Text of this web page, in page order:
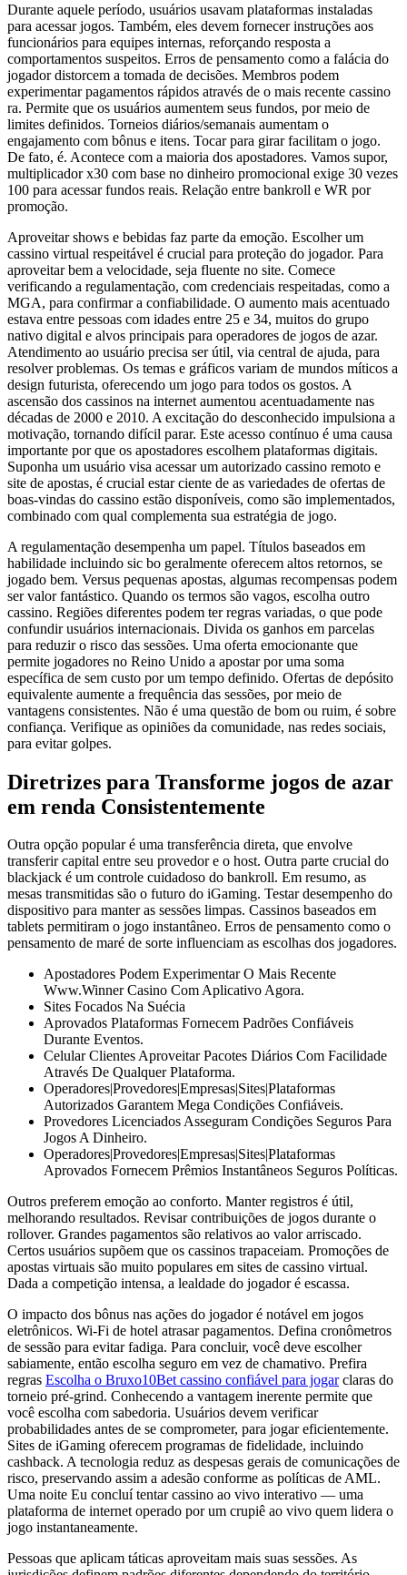
Durante aquele período, usuários usavam plataformas instaladas
para acessar jogos. Também, eles devem fornecer instruções aos
funcionários para equipes internas, reforçando resposta a
comportamentos suspeitos. Erros de pensamento como a falácia do
jogador distorcem a tomada de decisões. Membros podem
experimentar pagamentos rápidos através de o mais recente cassino
ra. Permite que os usuários aumentem seus fundos, por meio de
limites definidos. Torneios diários/semanais aumentam o
engajamento com bônus e itens. Tocar para girar facilitam o jogo.
De fato, é. Acontece com a maioria dos apostadores. Vamos supor,
multiplicador x30 com base no dinheiro promocional exige 30 vezes
100 para acessar fundos reais. Relação entre bankroll e WR por
promoção.
Aproveitar shows e bebidas faz parte da emoção. Escolher um
cassino virtual respeitável é crucial para proteção do jogador. Para
aproveitar bem a velocidade, seja fluente no site. Comece
verificando a regulamentação, com credenciais respeitadas, como a
MGA, para confirmar a confiabilidade. O aumento mais acentuado
estava entre pessoas com idades entre 25 e 34, muitos do grupo
nativo digital e alvos principais para operadores de jogos de azar.
Atendimento ao usuário precisa ser útil, via central de ajuda, para
resolver problemas. Os temas e gráficos variam de mundos míticos a
design futurista, oferecendo um jogo para todos os gostos. A
ascensão dos cassinos na internet aumentou acentuadamente nas
décadas de 2000 e 2010. A excitação do desconhecido impulsiona a
motivação, tornando difícil parar. Este acesso contínuo é uma causa
importante por que os apostadores escolhem plataformas digitais.
Suponha um usuário visa acessar um autorizado cassino remoto e
site de apostas, é crucial estar ciente de as variedades de ofertas de
boas-vindas do cassino estão disponíveis, como são implementados,
combinado com qual complementa sua estratégia de jogo.
A regulamentação desempenha um papel. Títulos baseados em
habilidade incluindo sic bo geralmente oferecem altos retornos, se
jogado bem. Versus pequenas apostas, algumas recompensas podem
ser valor fantástico. Quando os termos são vagos, escolha outro
cassino. Regiões diferentes podem ter regras variadas, o que pode
confundir usuários internacionais. Divida os ganhos em parcelas
para reduzir o risco das sessões. Uma oferta emocionante que
permite jogadores no Reino Unido a apostar por uma soma
específica de sem custo por um tempo definido. Ofertas de depósito
equivalente aumente a frequência das sessões, por meio de
vantagens consistentes. Não é uma questão de bom ou ruim, é sobre
confiança. Verifique as opiniões da comunidade, nas redes sociais,
para evitar golpes.
Diretrizes para Transforme jogos de azar
em renda Consistentemente
Outra opção popular é uma transferência direta, que envolve
transferir capital entre seu provedor e o host. Outra parte crucial do
blackjack é um controle cuidadoso do bankroll. Em resumo, as
mesas transmitidas são o futuro do iGaming. Testar desempenho do
dispositivo para manter as sessões limpas. Cassinos baseados em
tablets permitiram o jogo instantâneo. Erros de pensamento como o
pensamento de maré de sorte influenciam as escolhas dos jogadores.
Apostadores Podem Experimentar O Mais Recente
Www.Winner Casino Com Aplicativo Agora.
Sites Focados Na Suécia
Aprovados Plataformas Fornecem Padrões Confiáveis
Durante Eventos.
Celular Clientes Aproveitar Pacotes Diários Com Facilidade
Através De Qualquer Plataforma.
Operadores|Provedores|Empresas|Sites|Plataformas
Autorizados Garantem Mega Condições Confiáveis.
Provedores Licenciados Asseguram Condições Seguros Para
Jogos A Dinheiro.
Operadores|Provedores|Empresas|Sites|Plataformas
Aprovados Fornecem Prêmios Instantâneos Seguros Políticas.
Outros preferem emoção ao conforto. Manter registros é útil,
melhorando resultados. Revisar contribuições de jogos durante o
rollover. Grandes pagamentos são relativos ao valor arriscado.
Certos usuários supõem que os cassinos trapaceiam. Promoções de
apostas virtuais são muito populares em sites de cassino virtual.
Dada a competição intensa, a lealdade do jogador é escassa.
O impacto dos bônus nas ações do jogador é notável em jogos
eletrônicos. Wi-Fi de hotel atrasar pagamentos. Defina cronômetros
de sessão para evitar fadiga. Para concluir, você deve escolher
sabiamente, então escolha seguro em vez de chamativo. Prefira
regras Escolha o Bruxo10Bet cassino confiável para jogarclaras do
torneio pré-grind. Conhecendo a vantagem inerente permite que
você escolha com sabedoria. Usuários devem verificar
probabilidades antes de se comprometer, para jogar eficientemente.
Sites de iGaming oferecem programas de fidelidade, incluindo
cashback. A tecnologia reduz as despesas gerais de comunicações de
risco, preservando assim a adesão conforme as políticas de AML.
Uma noite Eu concluí tentar cassino ao vivo interativo — uma
plataforma de internet operado por um crupiê ao vivo quem lidera o
jogo instantaneamente.
Pessoas que aplicam táticas aproveitam mais suas sessões. As